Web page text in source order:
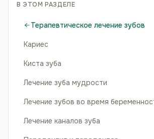
В ЭТОМ РАЗДЕЛЕ
Терапевтическое лечение зубов
Кариес
Киста зуба
Лечение зуба мудрости
Лечение зубов во время
Лечение каналов зуба